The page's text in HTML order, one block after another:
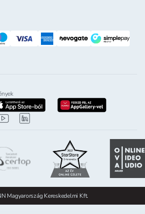
a google-play-rölletöltés az app-store-ból
letöltés
Magyarország Kereskedelmi Kft.